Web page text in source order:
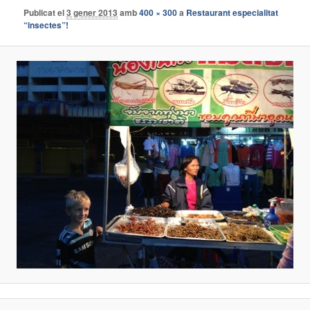
Publicat el3 gener 2013 amb400 × 300a Restaurant especialitat
“insectes”!